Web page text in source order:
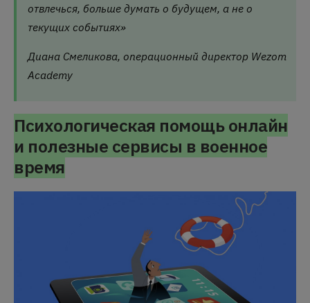
отвлечься, больше думать о будущем, а не о
текущих событиях»
Диана Смеликова, операционный директор Wezom
Academy
Психологическая помощь онлайн
и полезные сервисы в военное
время